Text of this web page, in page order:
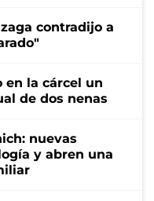
contradijo a
en la cárcel un
de dos nenas
nuevas
y abren una